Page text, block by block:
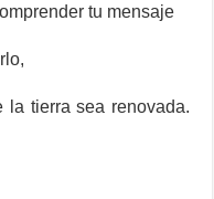
tu mensaje
la tierra sea renovada.